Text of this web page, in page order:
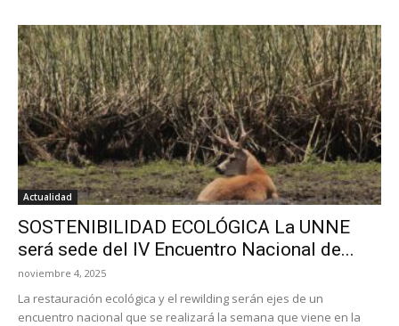
Actualidad
SOSTENIBILIDAD ECOLÓGICA La UNNE
será sede del IV Encuentro Nacional de...
noviembre 4, 2025
La restauración ecológica y el rewilding serán ejes de un
encuentro nacional que se realizará la semana que viene en la